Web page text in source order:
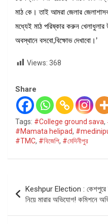
মাঠ কে। তাই আমরা জেলার
মধ্যেই মাঠ পরিষ্কার করুন
অবস্থানে বসবো,বিক্ষোভ দেখাবো।’
Views: 368
Share
Tags: #College ground sava,
#Mamata helipad,
#TMC, #বিজেপি, #মেদিনীপুর
Post
navigation
Keshpur Election : কেশপুরে
নিয়ে মারার অভিযোগ! কমিশনে